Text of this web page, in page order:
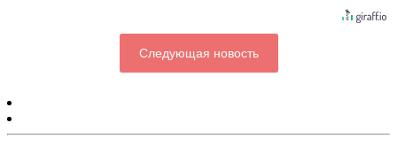
Следующая новость